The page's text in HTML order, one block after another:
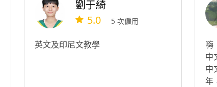
劉于綺
5.0 5 次僱用
英文及印尼文教學
嗨
中
中
年